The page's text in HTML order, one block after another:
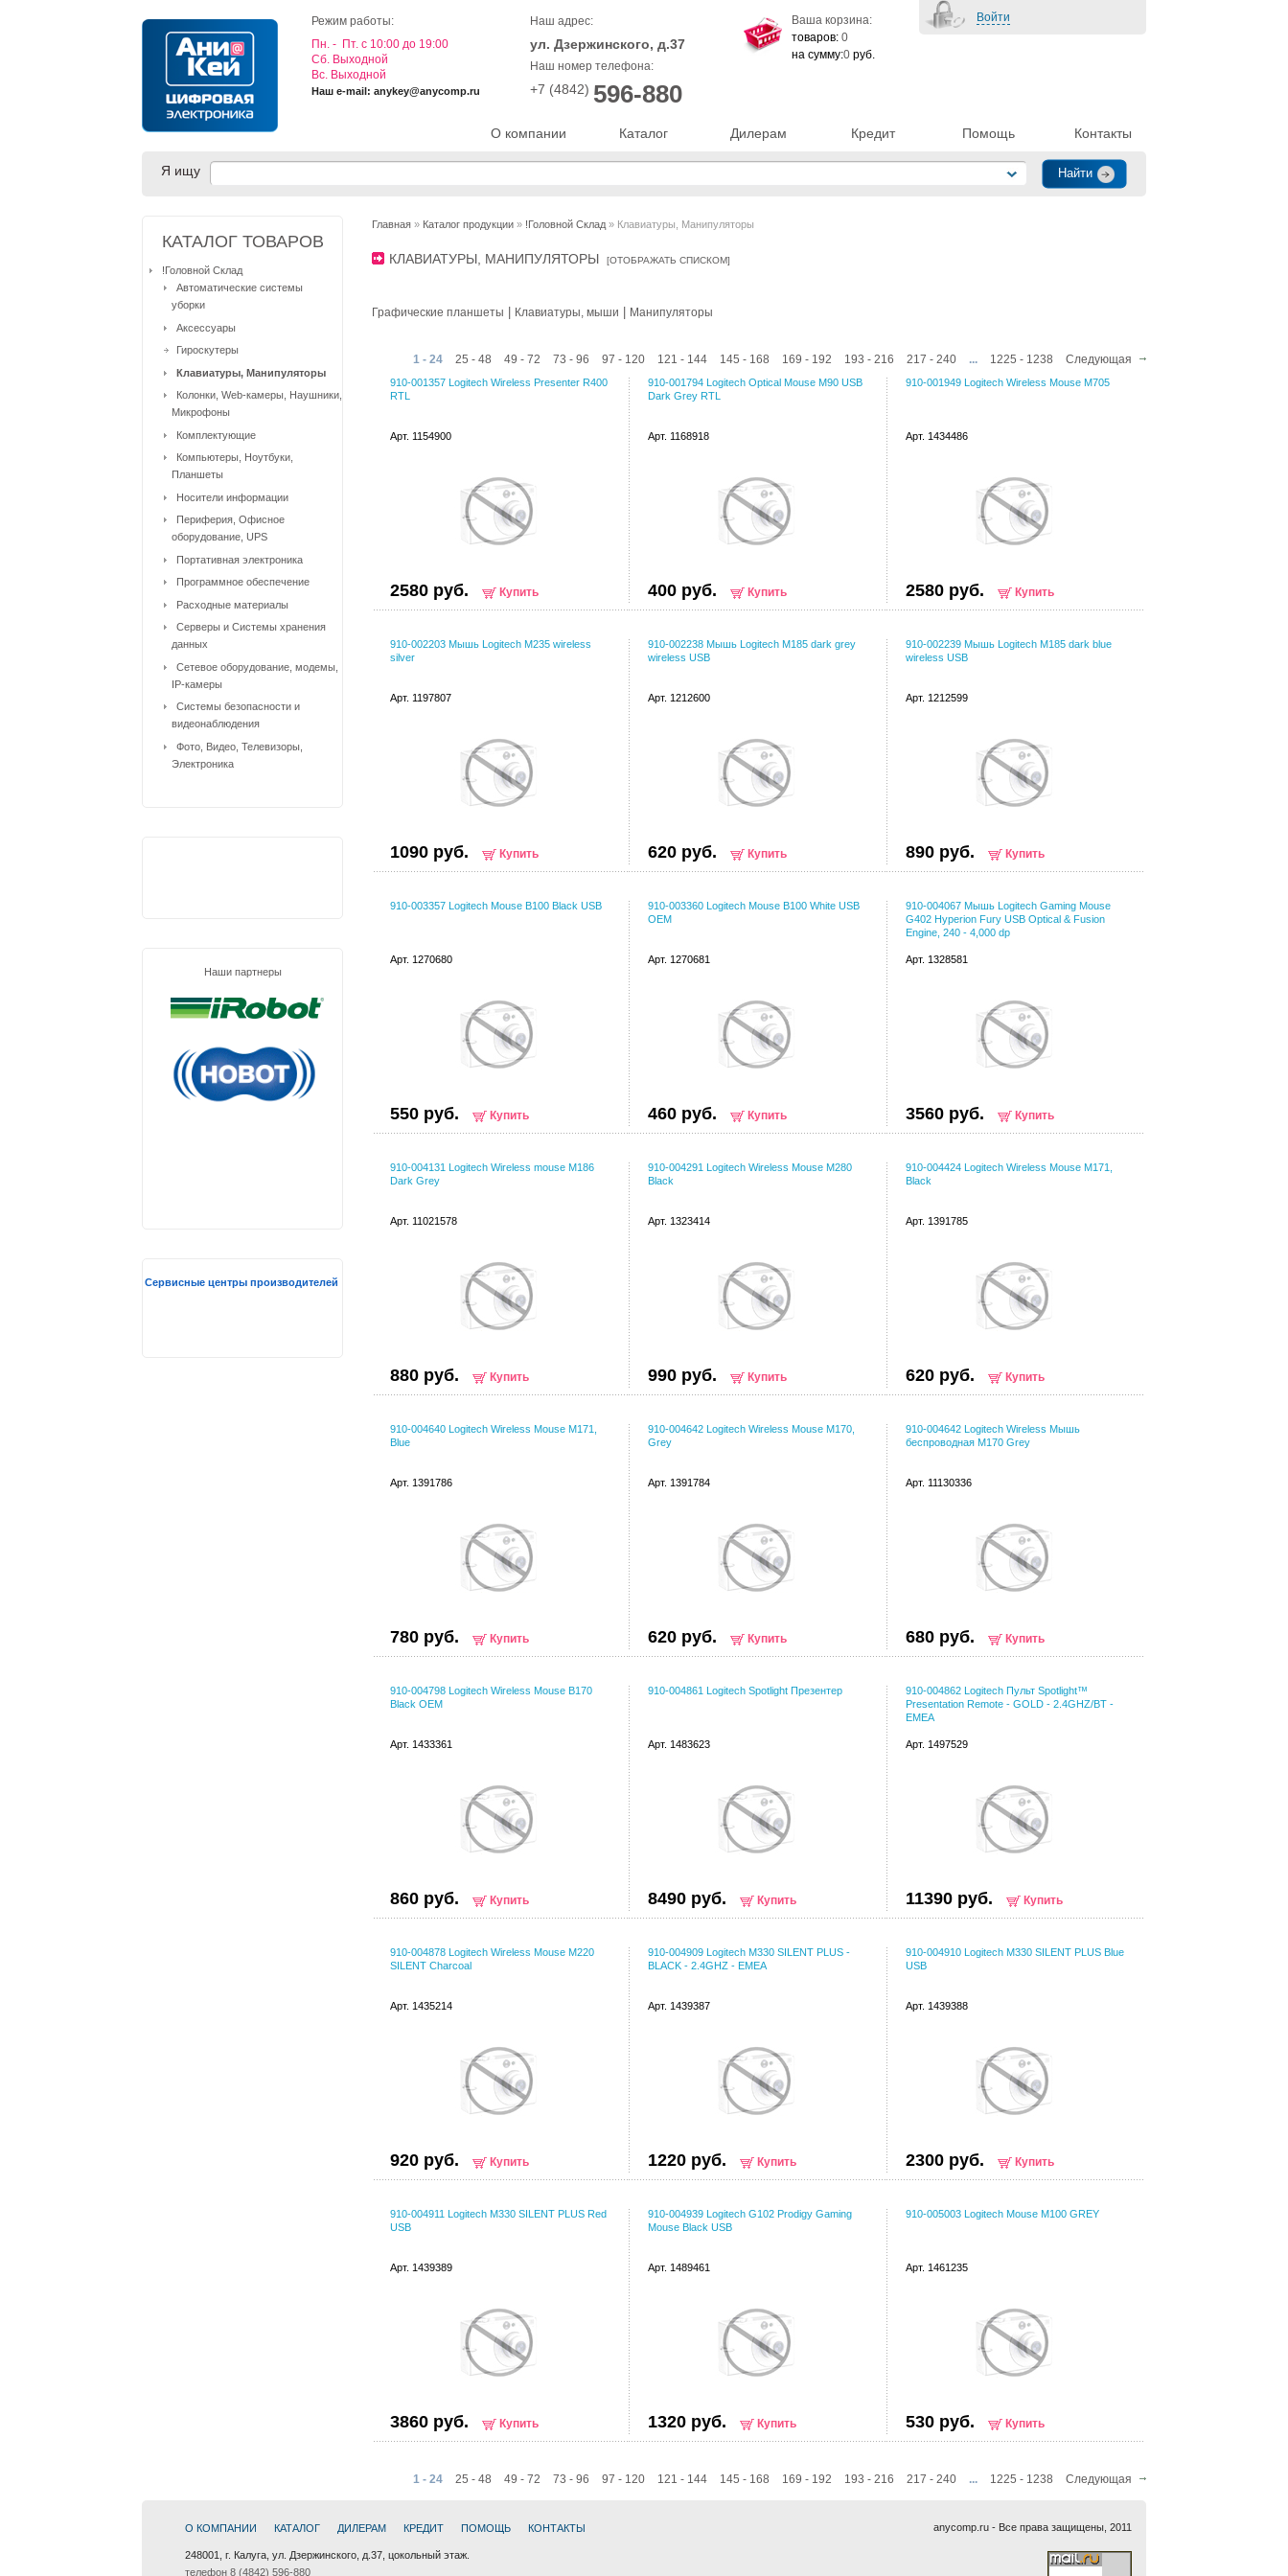
О компании Каталог Дилерам Кредит Помощь Контакты
Режим работы:
Пн. - Пт. с 10:00 до 19:00
Cб. Выходной
Вс. Выходной
Наш e-mail: anykey@anycomp.ru
Наш адрес:
ул. Дзержинского, д.37
Наш номер телефона:
+7 (4842) 596-880
Войти
Ваша корзина:
товаров: 0
на сумму:0 руб.
Я ищу
Главная » Каталог продукции » !Головной Склад » Клавиатуры, Манипуляторы
КЛАВИАТУРЫ, МАНИПУЛЯТОРЫ [ОТОБРАЖАТЬ СПИСКОМ]
Графические планшеты Клавиатуры, мыши Манипуляторы
1 - 24 25 - 48 49 - 72 73 - 96 97 - 120 121 - 144 145 - 168 169 - 192 193 - 216 217 - 240 ... 1225 - 1238 Следующая
910-001357 Logitech Wireless Presenter R400
RTL
Арт. 1154900
2580 руб. Купить
910-001794 Logitech Optical Mouse M90 USB
Dark Grey RTL
Арт. 1168918
400 руб. Купить
910-001949 Logitech Wireless Mouse M705
Арт. 1434486
2580 руб. Купить
910-002203 Мышь Logitech M235 wireless
silver
Арт. 1197807
1090 руб. Купить
910-002238 Мышь Logitech M185 dark grey
wireless USB
Арт. 1212600
620 руб. Купить
910-002239 Мышь Logitech M185 dark blue
wireless USB
Арт. 1212599
890 руб. Купить
910-003357 Logitech Mouse B100 Black USB
Арт. 1270680
550 руб. Купить
910-003360 Logitech Mouse B100 White USB
OEM
Арт. 1270681
460 руб. Купить
910-004067 Мышь Logitech Gaming Mouse
G402 Hyperion Fury USB Optical & Fusion
Engine, 240 - 4,000 dp
Арт. 1328581
3560 руб. Купить
910-004131 Logitech Wireless mouse M186
Dark Grey
Арт. 11021578
880 руб. Купить
910-004291 Logitech Wireless Mouse M280
Black
Арт. 1323414
990 руб. Купить
910-004424 Logitech Wireless Mouse M171,
Black
Арт. 1391785
620 руб. Купить
910-004640 Logitech Wireless Mouse M171,
Blue
Арт. 1391786
780 руб. Купить
910-004642 Logitech Wireless Mouse M170,
Grey
Арт. 1391784
620 руб. Купить
910-004642 Logitech Wireless Мышь
беспроводная M170 Grey
Арт. 11130336
680 руб. Купить
910-004798 Logitech Wireless Mouse B170
Black OEM
Арт. 1433361
860 руб. Купить
910-004861 Logitech Spotlight Презентер
Арт. 1483623
8490 руб. Купить
910-004862 Logitech Пульт Spotlight™
Presentation Remote - GOLD - 2.4GHZ/BT -
EMEA
Арт. 1497529
11390 руб. Купить
910-004878 Logitech Wireless Mouse M220
SILENT Charcoal
Арт. 1435214
920 руб. Купить
910-004909 Logitech M330 SILENT PLUS -
BLACK - 2.4GHZ - EMEA
Арт. 1439387
1220 руб. Купить
910-004910 Logitech M330 SILENT PLUS Blue
USB
Арт. 1439388
2300 руб. Купить
910-004911 Logitech M330 SILENT PLUS Red
USB
Арт. 1439389
3860 руб. Купить
910-004939 Logitech G102 Prodigy Gaming
Mouse Black USB
Арт. 1489461
1320 руб. Купить
910-005003 Logitech Mouse M100 GREY
Арт. 1461235
530 руб. Купить
1 - 24 25 - 48 49 - 72 73 - 96 97 - 120 121 - 144 145 - 168 169 - 192 193 - 216 217 - 240 ... 1225 - 1238 Следующая
КАТАЛОГ ТОВАРОВ
!Головной Склад
Автоматические системы
уборки
Аксессуары
Гироскутеры
Клавиатуры, Манипуляторы
Колонки, Web-камеры, Наушники,
Микрофоны
Комплектующие
Компьютеры, Ноутбуки,
Планшеты
Носители информации
Периферия, Офисное
оборудование, UPS
Портативная электроника
Программное обеспечение
Расходные материалы
Серверы и Системы хранения
данных
Сетевое оборудование, модемы,
IP-камеры
Системы безопасности и
видеонаблюдения
Фото, Видео, Телевизоры,
Электроника
Наши партнеры
Сервисные центры производителей
О КОМПАНИИ КАТАЛОГ ДИЛЕРАМ КРЕДИТ ПОМОЩЬ КОНТАКТЫ
248001, г. Калуга, ул. Дзержинского, д.37, цокольный этаж.
телефон 8 (4842) 596-880
anycomp.ru - Все права защищены, 2011